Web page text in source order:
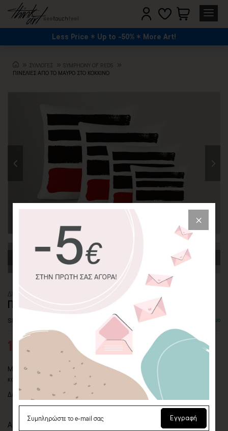
Less Price Up to -50% More Art!
ΣΥΛΛΟΓΕΣ
SYMPHONY OF REDS
ΠΙΝΕΛΙΕΣ ΑΠΟ ΤΟ ΜΑΥΡΟ ΣΤΟ ΚΟΚΚΙΝΟ
ΔΙΑΚΟΣΜΗΤΙΚΟ ΜΑΞΙΛΑΡΙ
ΠΙΝΕΛΙΕΣ ΑΠΟ ΤΟ ΜΑΥΡΟ ΣΤΟ ΚΟΚΚΙΝΟ
SKU: PLW-SR-17-SQ Διαθέσιμο
16,00€ 20,00€
Μαξιλάρι από λινό και βαμβάκι, με σχέδιο πινελιές από το μαύρο στο
κόκκινο.
Δεν περιλαμβάνει το γέμισμα.
Από τη συλλογή μας "Symphony of Reds"
Εγγραφή